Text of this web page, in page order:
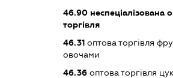
46.90 неспеціалізована
торгівля
46.31 оптова торгівля
овочами
46.36 оптова торгівля